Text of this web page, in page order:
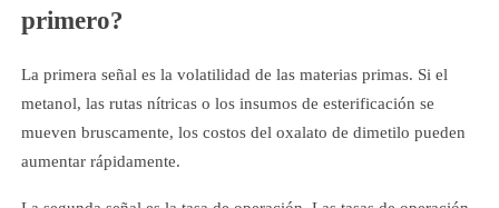
primero?
La primera señal es la volatilidad de las materias primas. Si el
metanol, las rutas nítricas o los insumos de esterificación se
mueven bruscamente, los costos del oxalato de dimetilo pueden
aumentar rápidamente.